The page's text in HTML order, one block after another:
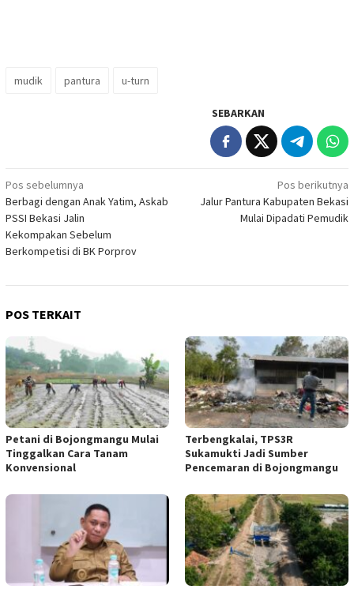
mudik pantura u-turn
SEBARKAN
Navigasi
pos
Pos sebelumnya
Berbagi dengan Anak Yatim, Askab
PSSI Bekasi Jalin
Kekompakan Sebelum
Berkompetisi di BK Porprov
Pos berikutnya
Jalur Pantura Kabupaten Bekasi
Mulai Dipadati Pemudik
POS TERKAIT
Petani di Bojongmangu Mulai
Tinggalkan Cara Tanam
Konvensional
Terbengkalai, TPS3R
Sukamukti Jadi Sumber
Pencemaran di Bojongmangu